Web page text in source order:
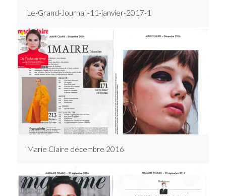
Le-Grand-Journal -11-janvier-2017-1
Marie Claire décembre 2016